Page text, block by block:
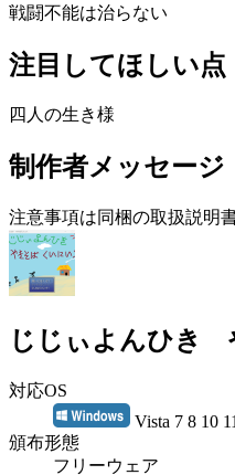
戦闘不能は治らない
注目してほしい点
四人の生き様
制作者メッセージ
注意事項は同梱の取扱説明
じじぃよんひき
対応OS
Vista 7 8 10 11
頒布形態
フリーウェア